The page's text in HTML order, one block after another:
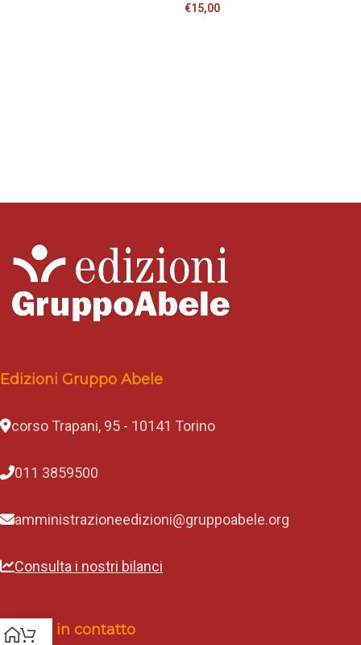
€15,00
Edizioni Gruppo Abele
corso Trapani, 95 - 10141 Torino
011 3859500
amministrazioneedizioni@gruppoabele.org
Consulta i nostri bilanci
Rimani in contatto